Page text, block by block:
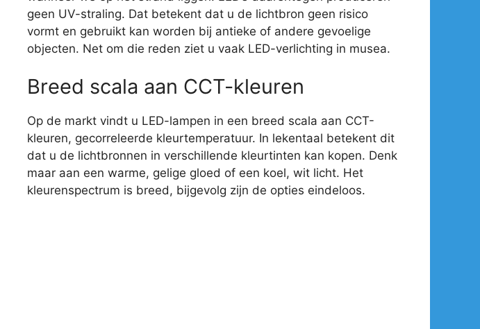
geen UV-straling. Dat betekent dat u de lichtbron geen risico
vormt en gebruikt kan worden bij antieke of andere gevoelige
objecten. Net om die reden ziet u vaak LED-verlichting in musea.
Breed scala aan CCT-kleuren
Op de markt vindt u LED-lampen in een breed scala aan CCT-
kleuren, gecorreleerde kleurtemperatuur. In lekentaal betekent dit
dat u de lichtbronnen in verschillende kleurtinten kan kopen. Denk
maar aan een warme, gelige gloed of een koel, wit licht. Het
kleurenspectrum is breed, bijgevolg zijn de opties eindeloos.